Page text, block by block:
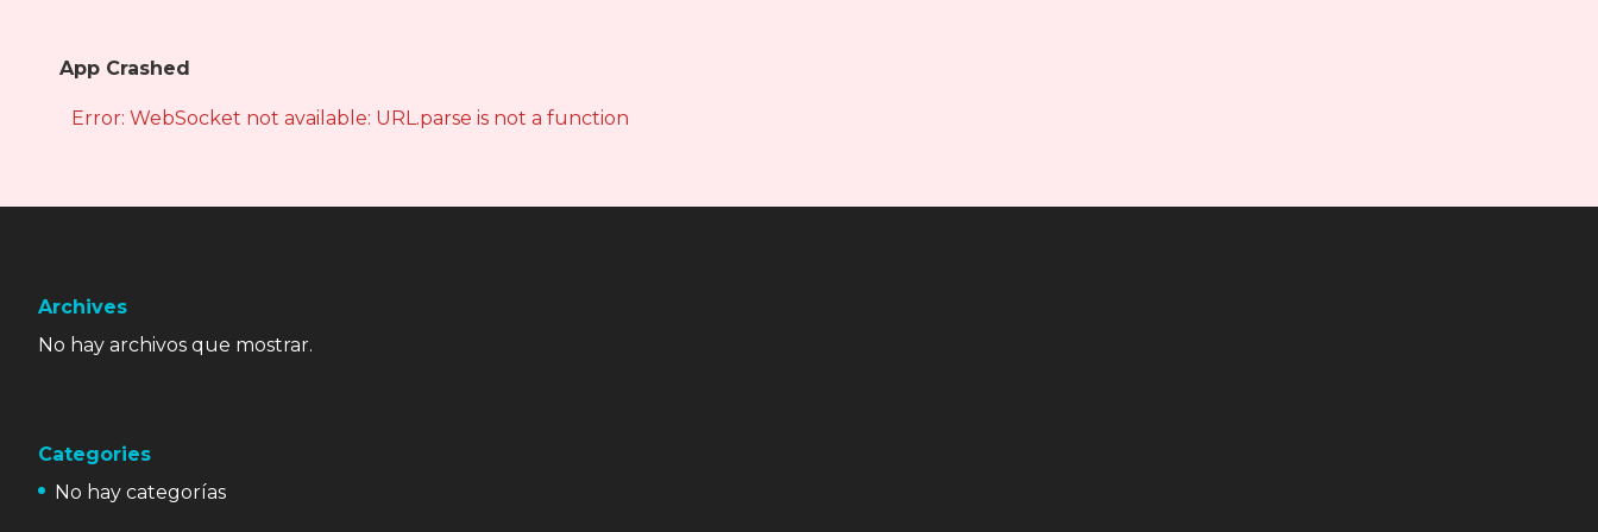
App Crashed
Error: WebSocket not available: URL.parse is not a function
Archives
No hay archivos que mostrar.
Categories
No hay categorías